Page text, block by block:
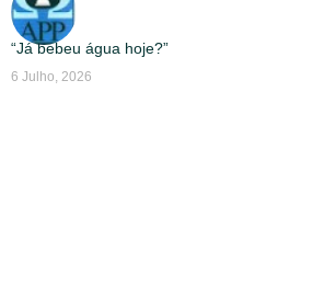
“Já bebeu água hoje?”
6 Julho, 2026